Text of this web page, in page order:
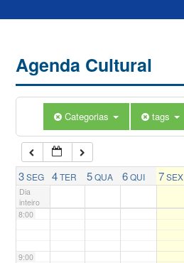
Agenda Cultural
Categorias tags
3SEG 4TER 5QUA 6QUI 7SEX
Dia
inteiro
5:00
7:00
8:00
9:00